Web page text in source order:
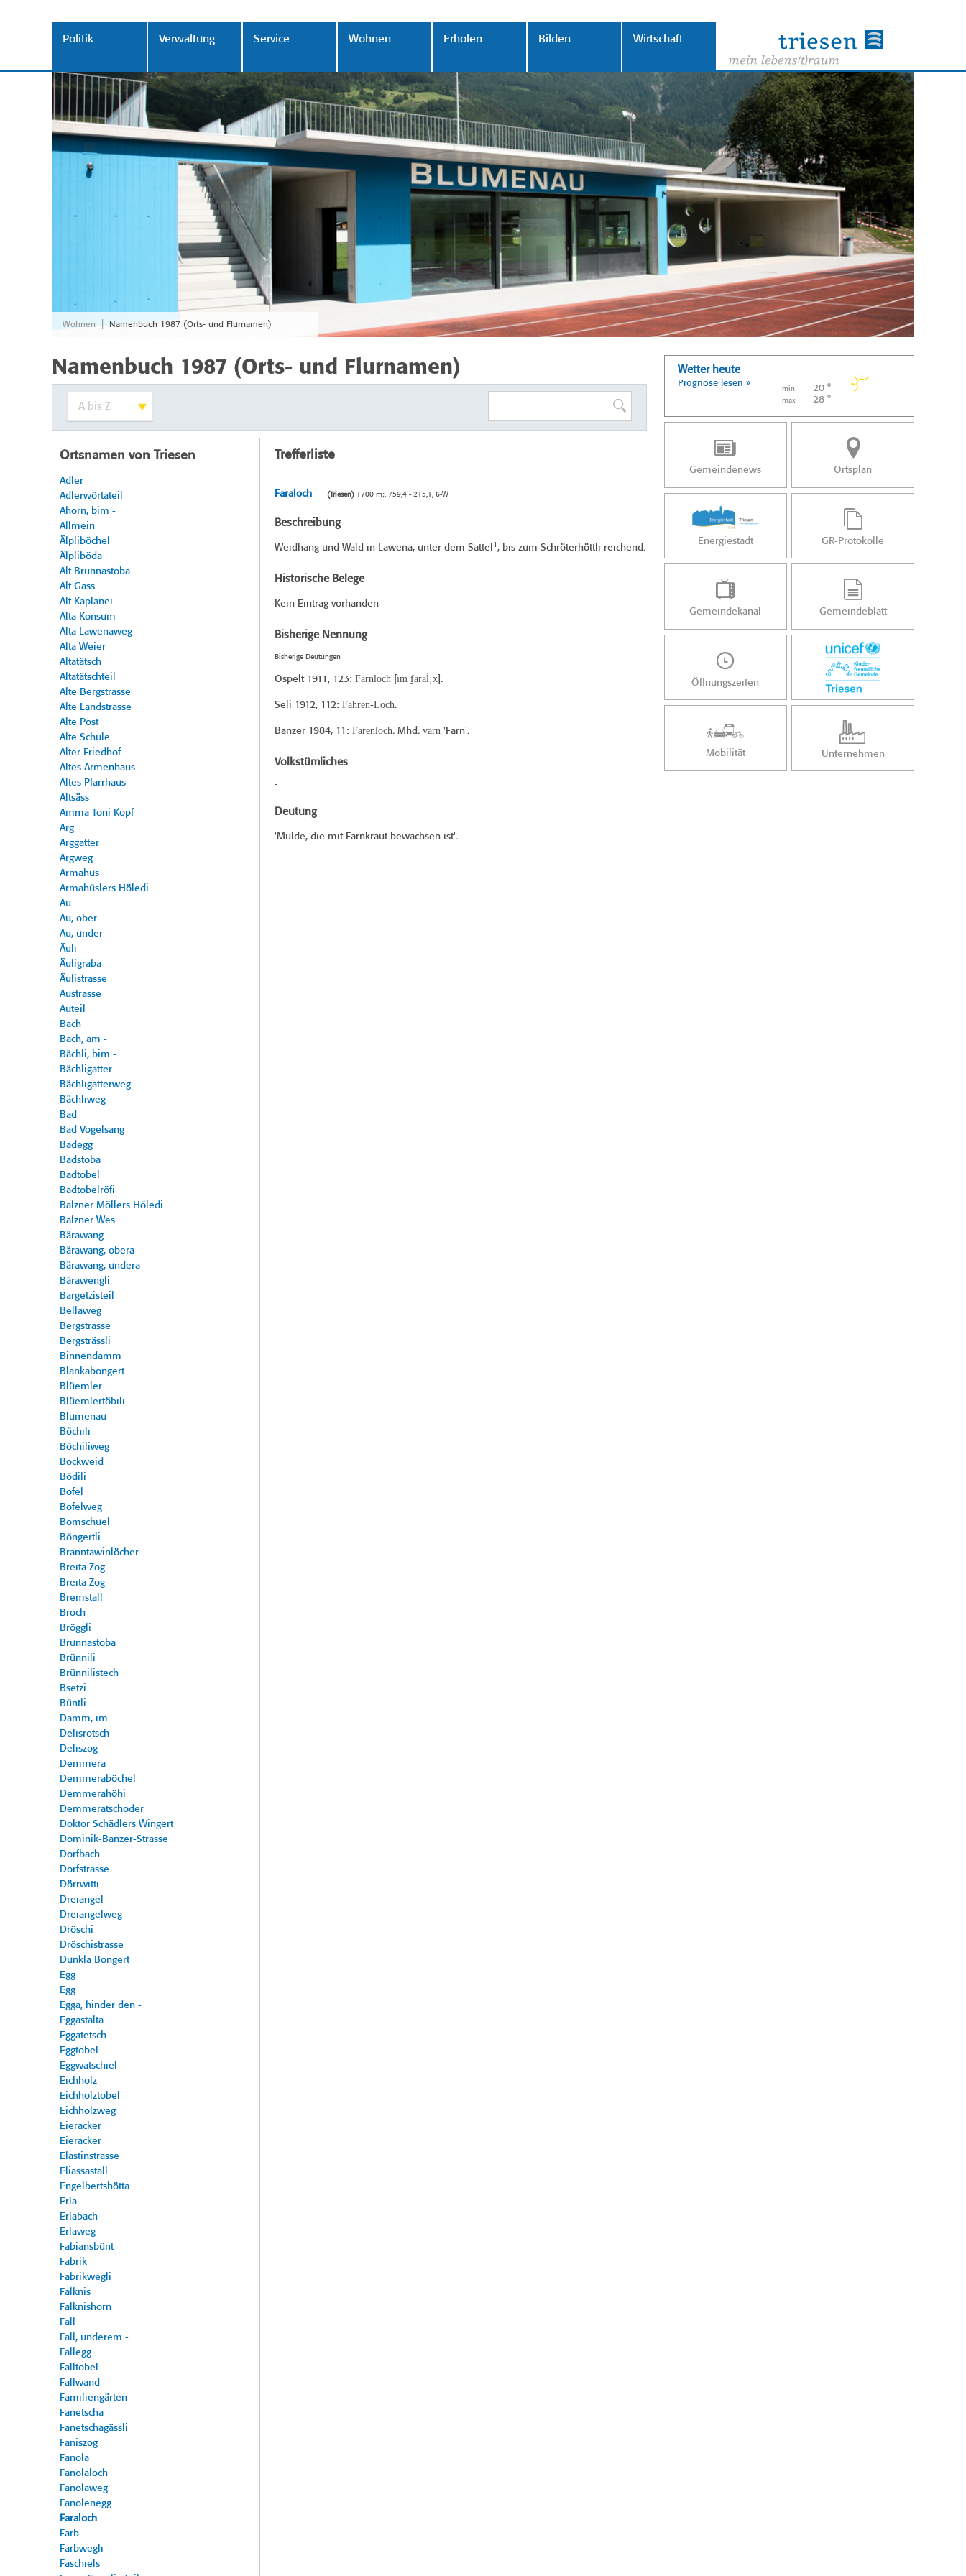
Politik Verwaltung Service Wohnen Erholen Bilden Wirtschaft
Wohnen | Namenbuch 1987 (Orts- und Flurnamen)
Namenbuch 1987 (Orts- und Flurnamen)
Ortsnamen von Triesen
Adler
Adlerwörtateil
Ahorn, bim -
Allmein
Älpliböchel
Älpliböda
Alt Brunnastoba
Alt Gass
Alt Kaplanei
Alta Konsum
Alta Lawenaweg
Alta Weier
Altatätsch
Altatätschteil
Alte Bergstrasse
Alte Landstrasse
Alte Post
Alte Schule
Alter Friedhof
Altes Armenhaus
Altes Pfarrhaus
Altsäss
Amma Toni Kopf
Arg
Arggatter
Argweg
Armahus
Armahüslers Höledi
Au
Au, ober -
Au, under -
Äuli
Äuligraba
Äulistrasse
Austrasse
Auteil
Bach
Bach, am -
Bächli, bim -
Bächligatter
Bächligatterweg
Bächliweg
Bad
Bad Vogelsang
Badegg
Badstoba
Badtobel
Badtobelröfi
Balzner Möllers Höledi
Balzner Wes
Bärawang
Bärawang, obera -
Bärawang, undera -
Bärawengli
Bargetzisteil
Bellaweg
Bergstrasse
Bergsträssli
Binnendamm
Blankabongert
Blüemler
Blüemlertöbili
Blumenau
Böchili
Böchiliweg
Bockweid
Bödili
Bofel
Bofelweg
Bomschuel
Böngertli
Branntawinlöcher
Breita Zog
Breita Zog
Bremstall
Broch
Bröggli
Brunnastoba
Brünnili
Brünnilistech
Bsetzi
Büntli
Damm, im -
Delisrotsch
Deliszog
Demmera
Demmeraböchel
Demmerahöhi
Demmeratschoder
Doktor Schädlers Wingert
Dominik-Banzer-Strasse
Dorfbach
Dorfstrasse
Dörrwitti
Dreiangel
Dreiangelweg
Dröschi
Dröschistrasse
Dunkla Bongert
Egg
Egg
Egga, hinder den -
Eggastalta
Eggatetsch
Eggtobel
Eggwatschiel
Eichholz
Eichholztobel
Eichholzweg
Eieracker
Eieracker
Elastinstrasse
Eliassastall
Engelbertshötta
Erla
Erlabach
Erlaweg
Fabiansbünt
Fabrik
Fabrikwegli
Falknis
Falknishorn
Fall
Fall, underem -
Fallegg
Falltobel
Fallwand
Familiengärten
Fanetscha
Fanetschagässli
Faniszog
Fanola
Fanolaloch
Fanolaweg
Fanolenegg
Faraloch
Farb
Farbwegli
Faschiels
Trefferliste
Faraloch (Triesen)1700 m;, 759,4 - 215,1, 6-W
Beschreibung
Weidhang und Wald in Lawena, unter dem Sattel 1 , bis zum Schröterhöttli reichend.
Historische Belege
Kein Eintrag vorhanden
Bisherige Nennung
Bisherige Deutungen
Ospelt 1911 , 123: Farnloch[ im f̠aral̀¡x].
Seli 1912, 112: Fahren-Loch.
Banzer 1984, 11: Farenloch. Mhd. varn'Farn'.
Volkstümliches
-
Deutung
'Mulde, die mit Farnkraut bewachsen ist'.
Wetter heute
Prognose lesen »
min 20 °
max 28 °
Gemeindenews Ortsplan
Energiestadt GR-Protokolle
Gemeindekanal Gemeindeblatt
Öffnungszeiten
Mobilität Unternehmen